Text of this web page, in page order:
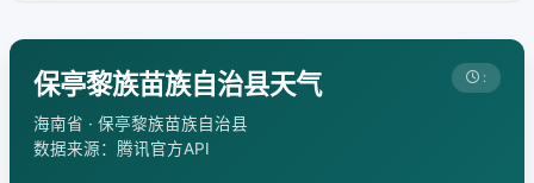
保亭黎族苗族自治县天气
海南省 · 保亭黎族苗族自治县
数据来源：腾讯官方API
: